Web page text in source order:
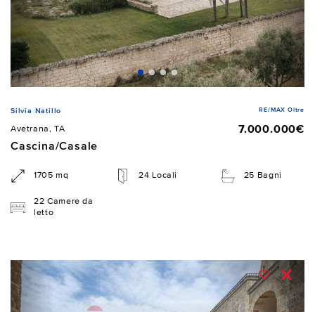
Silvia Natillo RE/MAX Oltre
Avetrana, TA
7.000.000€
Cascina/Casale
1705 mq 24 Locali 25 Bagni
22 Camere da
letto